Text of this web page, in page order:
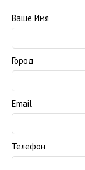
Ваше Имя
Город
Email
Телефон